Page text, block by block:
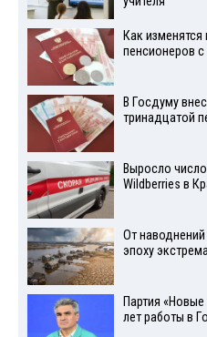
Как
пенсионеров с
В Госдуму
тринадцатой
Выросло
Wildberries в
От наводнений
эпоху
Партия
лет работы в